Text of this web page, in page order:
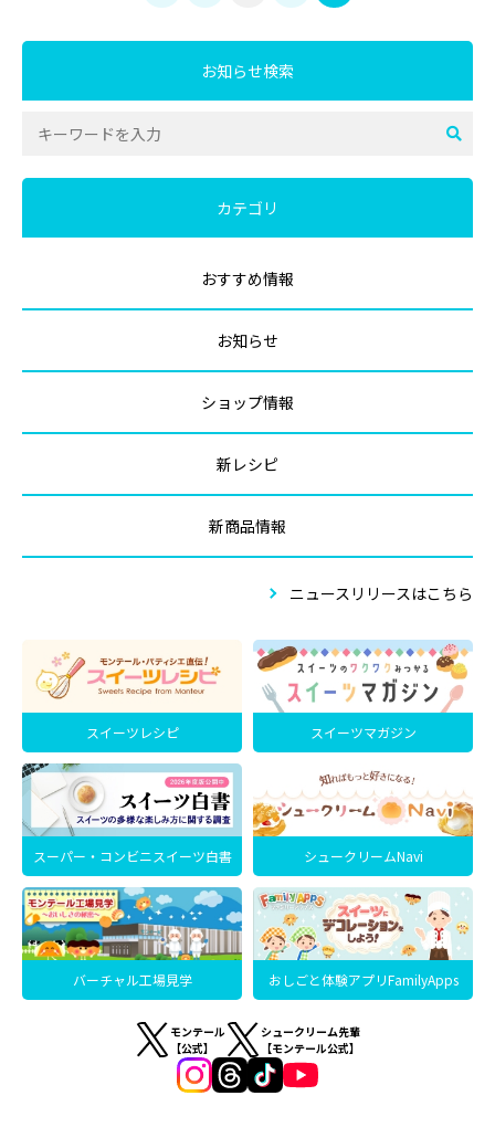
お知らせ検索
カテゴリ
おすすめ情報
お知らせ
ショップ情報
新レシピ
新商品情報
ニュースリリースはこちら
スイーツレシピ スイーツマガジン
スーパー・コンビニスイーツ白書 シュークリームNavi
バーチャル工場見学 おしごと体験アプリFamilyApps
モンテール
【公式】
シュークリーム先輩
【モンテール公式】